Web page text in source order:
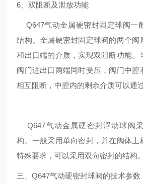
6、双阻断及泄放功能
Q647气动金属硬密封固定球阀一
结构。金属硬密封固定球阀的两个阀
和出口端的介质，实现双阻断功能。
阀门进出口两端同时受压，阀门中腔
相互阻断，中腔内的剩余介质可以通
Q647气动金属硬密封浮动球阀
构。一般采用单向密封，并在阀体上
特殊要求，可以采用双向密封的结构。
三、Q647气动硬密封球阀的技术参数